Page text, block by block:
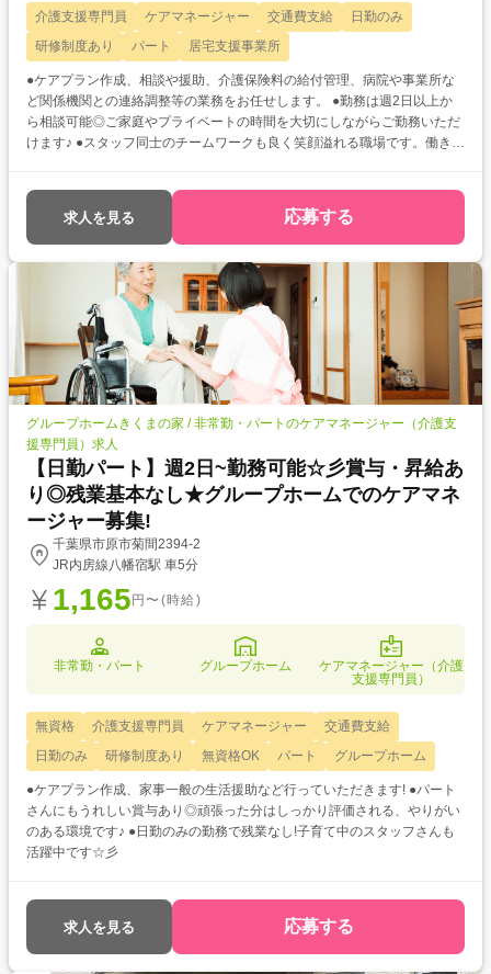
介護支援専門員 ケアマネージャー 交通費支給
日勤のみ
研修制度あり
パート 居宅支援事業所
●ケアプラン作成、相談や援助、介護保険料の給付管理、病院や事業所な
ど関係機関との連絡調整等の業務をお任せします。 ●勤務は週2日以上か
ら相談可能◎ご家庭やプライベートの時間を大切にしながらご勤務いただ
けます♪ ●スタッフ同士のチームワークも良く笑顔溢れる職場です。働きや
求人を見る 応募する
グループホームきくまの家 / 非常勤・パートのケアマネージャー（介護支
援専門員）求人
【日勤パート】週2日~勤務可能☆彡賞与・昇給あ
り◎残業基本なし★グループホームでのケアマネ
ージャー募集!
千葉県市原市菊間2394-2
JR内房線八幡宿駅 車5分
1,165 円〜(時給)
非常勤・パート グループホーム
ケアマネージャー（介護
支援専門員）
無資格 介護支援専門員 ケアマネージャー
交通費支給
日勤のみ
研修制度あり 無資格OK パート グループホーム
●ケアプラン作成、家事一般の生活援助など行っていただきます! ●パート
さんにもうれしい賞与あり◎頑張った分はしっかり評価される、やりがい
のある環境です♪ ●日勤のみの勤務で残業なし!子育て中のスタッフさんも
活躍中です☆彡
求人を見る 応募する